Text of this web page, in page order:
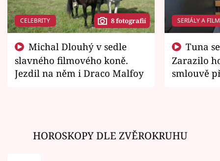
CELEBRITY 8 fotografií
slavného filmového koně.
Jezdil na něm i Draco Malfoy
SERIÁLY A
Zarazilo
smlouvě
HOROSKOPY DLE ZVĚROKRUHU